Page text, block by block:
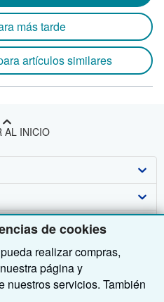
de cookies
realizar compras,
página y
nuestros servicios. También
más tarde
artículos similares
AL INICIO